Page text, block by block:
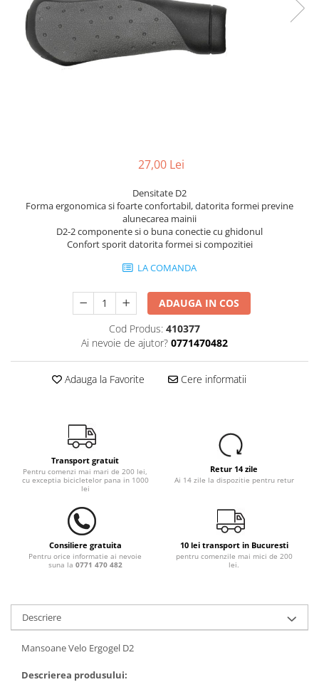
Reflectorizante
Roti ajutatoare
Lanturi
Manete schimbator
Mansoane & Ghidoline
Schimbatoare si accesorii
27,00 Lei
Densitate D2
Forma ergonomica si foarte confortabil, datorita formei previne
alunecarea mainii
D2-2 componente si o buna conectie cu ghidonul
Confort sporit datorita formei si compozitiei
LA COMANDA
ADAUGA IN COS
Cod Produs: 410377
Ai nevoie de ajutor? 0771470482
Adauga la Favorite Cere informatii
Transport gratuit
Pentru comenzi mai mari de 200 lei,
cu exceptia bicicletelor pana in 1000
lei
Retur 14 zile
Ai 14 zile la dispozitie pentru retur
Consiliere gratuita
Pentru orice informatie ai nevoie
suna la 0771 470 482
10 lei transport in Bucuresti
pentru comenzile mai mici de 200
lei.
Descriere
Mansoane Velo Ergogel D2
Descrierea produsului: